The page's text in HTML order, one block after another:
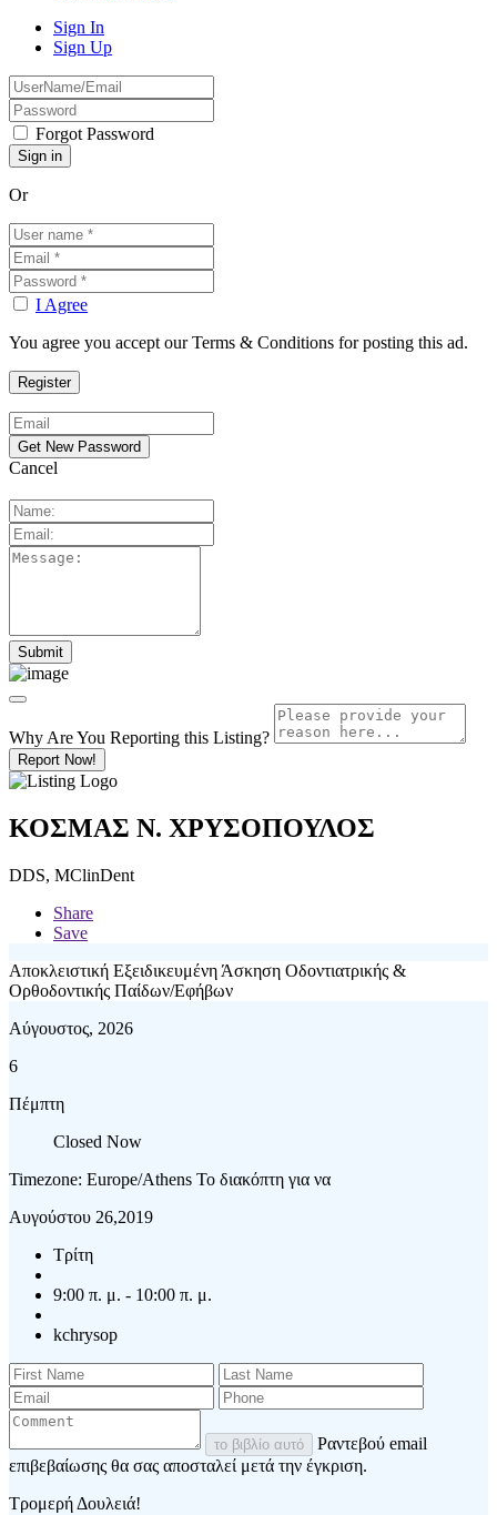
Sign In
Sign Up
Forgot Password
Or
I Agree
You agree you accept our Terms & Conditions for posting this ad.
Cancel
Why Are You Reporting this Listing?
Report Now!
ΚΟΣΜΑΣ Ν. ΧΡΥΣΟΠΟΥΛΟΣ
DDS, MClinDent
Share
Save
Αποκλειστική Εξειδικευμένη Άσκηση Οδοντιατρικής &
Ορθοδοντικής Παίδων/Εφήβων
Αύγουστος, 2026
6
Πέμπτη
Closed Now
Timezone: Europe/Athens Το διακόπτη για να
Αυγούστου 26,2019
Τρίτη
9:00 π. μ. - 10:00 π. μ.
kchrysop
το βιβλίο αυτό
Ραντεβού email
επιβεβαίωσης θα σας αποσταλεί μετά την έγκριση.
Τρομερή Δουλειά!